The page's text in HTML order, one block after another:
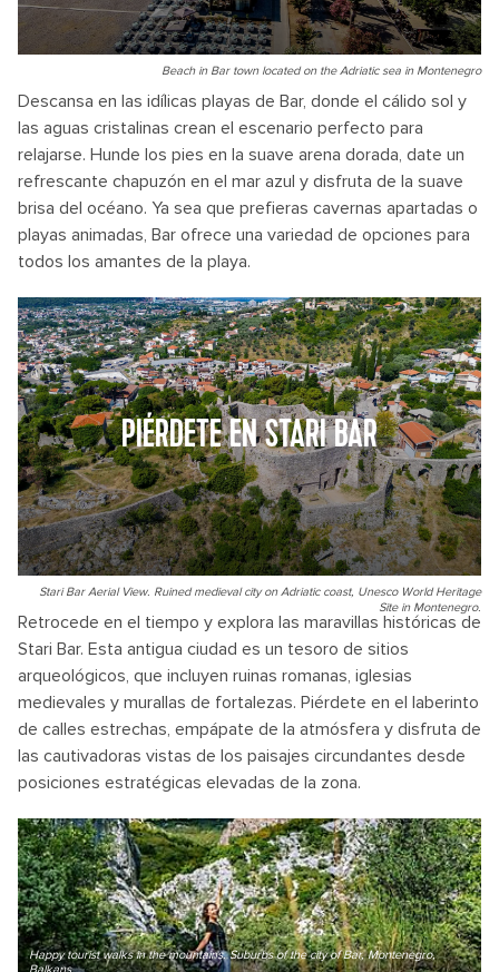
Beach in Bar town located on the Adriatic sea in Montenegro
Descansa en las idílicas playas de Bar, donde el cálido sol y
las aguas cristalinas crean el escenario perfecto para
relajarse. Hunde los pies en la suave arena dorada, date un
refrescante chapuzón en el mar azul y disfruta de la suave
brisa del océano. Ya sea que prefieras cavernas apartadas o
playas animadas, Bar ofrece una variedad de opciones para
todos los amantes de la playa.
PIÉRDETE EN STARI BAR
Stari Bar Aerial View. Ruined medieval city on Adriatic coast, Unesco World Heritage
Site in Montenegro.
Retrocede en el tiempo y explora las maravillas históricas de
Stari Bar. Esta antigua ciudad es un tesoro de sitios
arqueológicos, que incluyen ruinas romanas, iglesias
medievales y murallas de fortalezas. Piérdete en el laberinto
de calles estrechas, empápate de la atmósfera y disfruta de
las cautivadoras vistas de los paisajes circundantes desde
posiciones estratégicas elevadas de la zona.
Happy tourist walks in the mountains. Suburbs of the city of Bar, Montenegro,